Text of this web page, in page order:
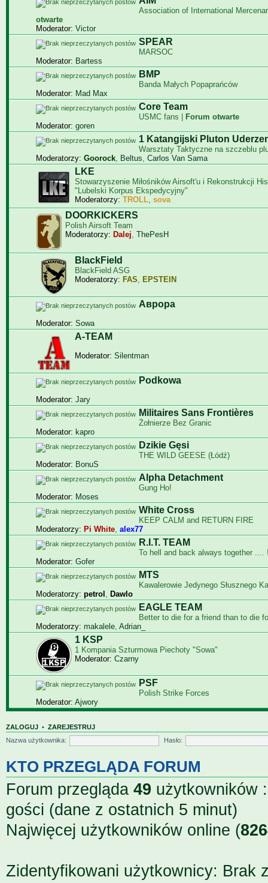
Association of International
otwarte
Moderator: Victor
SPEAR
MARSOC
Moderator: Bartess
BMP
Banda Małych Popaprańców
Moderator: Mad Max
Core Team
USMC fans |
Forum otwarte
Moderator: goren
1 Katangijski Pluton
Warsztaty Taktyczne na szczeblu
Moderatorzy: Goorock, Beltus, Carlos Van Sama
LKE
Stowarzyszenie Miłośników Airsoft'u i Rekonstrukcji
"Lubelski Korpus Ekspedycyjny"
Moderatorzy: TROLL, sova
DOORKICKERS
Polish Airsoft Team
Moderatorzy: Dalej, ThePesH
BlackField
BlackField ASG
Moderatorzy: FAS, EPSTEIN
Aврора
Moderator: Sowa
A-TEAM
Moderator: Silentman
Podkowa
Moderator: Jary
Militaires Sans Frontières
Żołnierze Bez Granic
Moderator: kapro
Dzikie Gęsi
THE WILD GEESE (Łódź)
Moderator: BonuS
Alpha Detachment
Gung Ho!
Moderator: Moses
White Cross
KEEP CALM and RETURN FIRE
Moderatorzy: Pi White, alex77
R.I.T. TEAM
To hell and back always together ....
Moderator: Gofer
MTS
Kawalerowie Jedynego Słusznego
Moderatorzy: petrol , Dawlo
EAGLE TEAM
Bet­ter to die for a friend than to die
Moderatorzy: makalele, Adrian_
1 KSP
1 Kompania Szturmowa Piechoty "Sowa"
Moderator: Czarny
PSF
Polish Strike Forces
Moderator: Ajwory
ZALOGUJ • ZAREJESTRUJ
Nazwa użytkownika:
Hasło:
KTO PRZEGLĄDA FORUM
Forum przegląda 49 użytkowników
gości (dane z ostatnich 5 minut)
Najwięcej użytkowników online (
Zidentyfikowani użytkownicy: Brak